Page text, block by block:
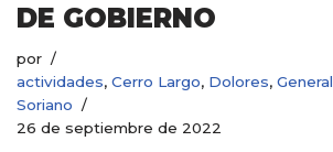
DE GOBIERNO
por
actividades, Cerro Largo, Dolores, General
Soriano
26 de septiembre de 2022